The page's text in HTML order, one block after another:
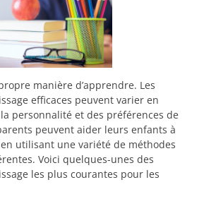
manière d’apprendre. Les
efficaces peuvent varier en
personnalité et des préférences de
peuvent aider leurs enfants à
utilisant une variété de méthodes
Voici quelques-unes des
les plus courantes pour les